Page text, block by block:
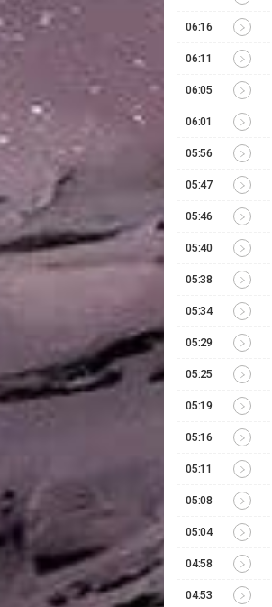
06:16
06:11
06:05
06:01
05:56
05:47
05:46
05:40
05:38
05:34
05:29
05:25
05:19
05:16
05:11
05:08
05:04
04:58
04:53